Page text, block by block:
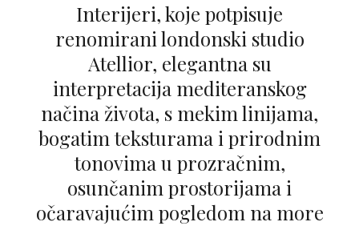
Interijeri, koje potpisuje
renomirani londonski studio
Atellior, elegantna su
interpretacija mediteranskog
načina života, s mekim linijama,
bogatim teksturama i prirodnim
tonovima u prozračnim,
osunčanim prostorijama i
očaravajućim pogledom na more